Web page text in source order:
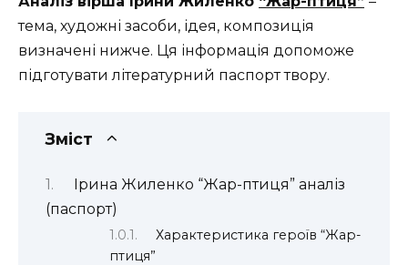
тема, художні засоби, ідея, композиція
визначені нижче. Ця інформація допоможе
підготувати літературний паспорт твору.
Зміст
Ірина Жиленко “Жар-птиця” аналіз
(паспорт)
Характеристика героїв “Жар-
птиця”